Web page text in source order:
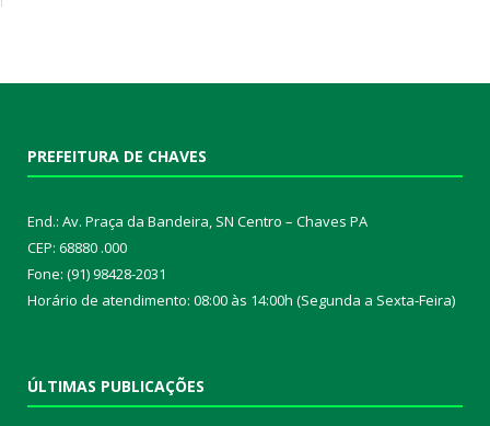
PREFEITURA DE CHAVES
End.: Av. Praça da Bandeira, SN Centro – Chaves PA
CEP: 68880 .000
Fone: (91) 98428-2031
Horário de atendimento: 08:00 às 14:00h (Segunda a Sexta-Feira)
ÚLTIMAS PUBLICAÇÕES